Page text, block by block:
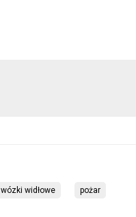
wózki widłowe pożar